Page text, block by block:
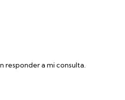
responder a mi consulta.